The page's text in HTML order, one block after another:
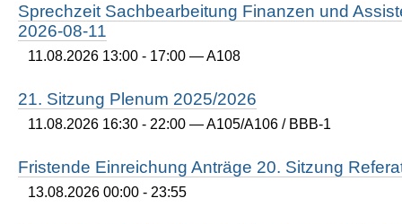
Sprechzeit Sachbearbeitung Finanzen und
2026-08-11
11.08.2026 13:00 - 17:00 — A108
21. Sitzung Plenum 2025/2026
11.08.2026 16:30 - 22:00 — A105/A106 / BBB-1
Fristende Einreichung Anträge 20. Sitzung
13.08.2026 00:00 - 23:55